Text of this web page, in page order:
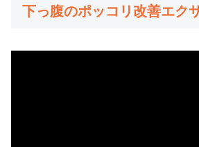
下っ腹のポッコリ改善エク